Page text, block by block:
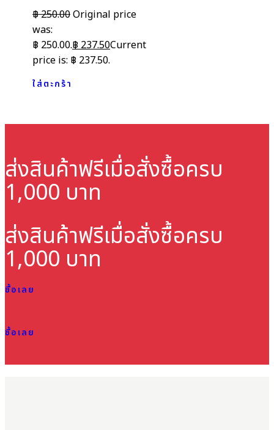
฿250.00Original price
was:
฿ 250.00.฿237.50Current
price is: ฿ 237.50.
ใส่ตะกร้า
ส่งสินค้าฟรีเมื่อสั่งซื้อครบ
1,000 บาท
ส่งสินค้าฟรีเมื่อสั่งซื้อครบ
1,000 บาท
ซื้อเลย
ซื้อเลย